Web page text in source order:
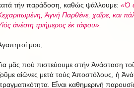
τήν παράδοση, καθώς ψάλλουμε: «Ὁ
Ἁγνή Παρθένε, χαῖρε, και
ἀνέστη τριήμερος ἐκ τάφου».
μου,
μᾶς πού πιστεύουμε στήν Ἀνάσταση
αἰῶνες μετά τούς Ἀποστόλους, ἡ
Εἶναι καθημερινή